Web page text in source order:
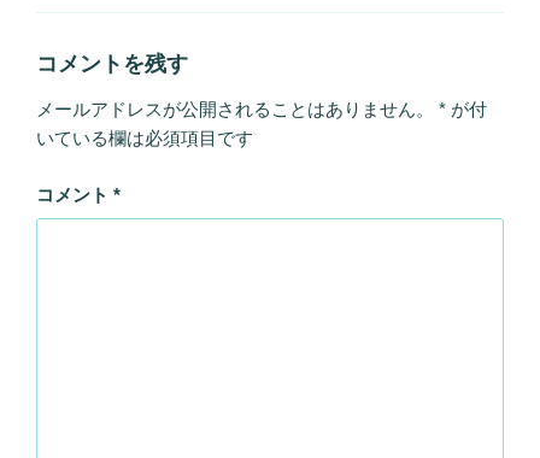
ー
コメントを残す
メールアドレスが公開されることはありません。 * が付
いている欄は必須項目です
コメント *